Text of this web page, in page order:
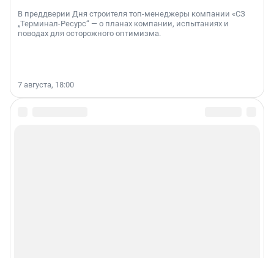
В преддверии Дня строителя топ-менеджеры компании «СЗ
„Терминал-Ресурс“ — о планах компании, испытаниях и
поводах для осторожного оптимизма.
7 августа, 18:00